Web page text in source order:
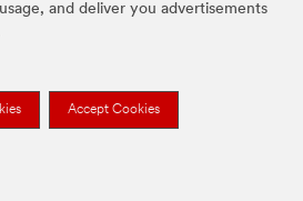
and deliver you advertisements
Accept Cookies